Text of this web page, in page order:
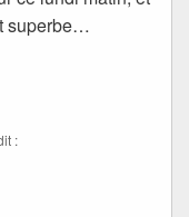
superbe…
: